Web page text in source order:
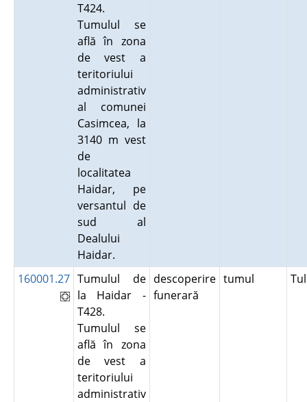
T424.
Tumulul se
află în zona
de vest a
teritoriului
administrativ
al comunei
Casimcea, la
3140 m vest
de
localitatea
Haidar, pe
versantul de
sud al
Dealului
Haidar.
160001.27 Tumulul de
la Haidar -
T428.
Tumulul se
află în zona
de vest a
teritoriului
administrativ
descoperire
funerară
tumul